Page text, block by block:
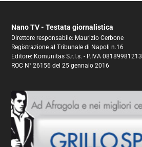
Nano TV - Testata giornalistica
Direttore responsabile: Maurizio Cerbone
Registrazione al Tribunale di Napoli n.16
Editore: Komunitas S.r.l.s. - P.IVA 08189981213
ROC N° 26156 del 25 gennaio 2016